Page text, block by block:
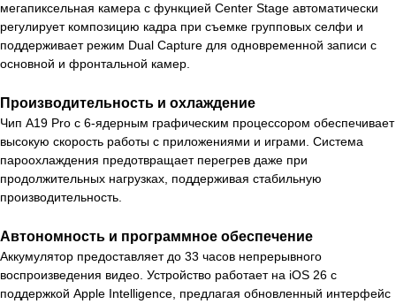
мегапиксельная камера с функцией Center Stage автоматически
регулирует композицию кадра при съемке групповых селфи и
поддерживает режим Dual Capture для одновременной записи с
основной и фронтальной камер.
Производительность и охлаждение
Чип A19 Pro с 6-ядерным графическим процессором обеспечивает
высокую скорость работы с приложениями и играми. Система
пароохлаждения предотвращает перегрев даже при
продолжительных нагрузках, поддерживая стабильную
производительность.
Автономность и программное обеспечение
Аккумулятор предоставляет до 33 часов непрерывного
воспроизведения видео. Устройство работает на iOS 26 с
поддержкой Apple Intelligence, предлагая обновленный интерфейс